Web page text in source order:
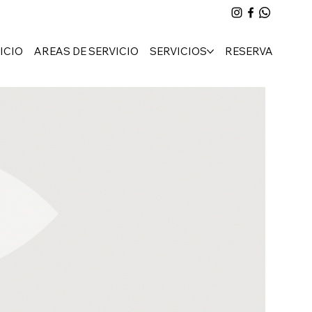
AREAS DE SERVICIO SERVICIOS RESERVA